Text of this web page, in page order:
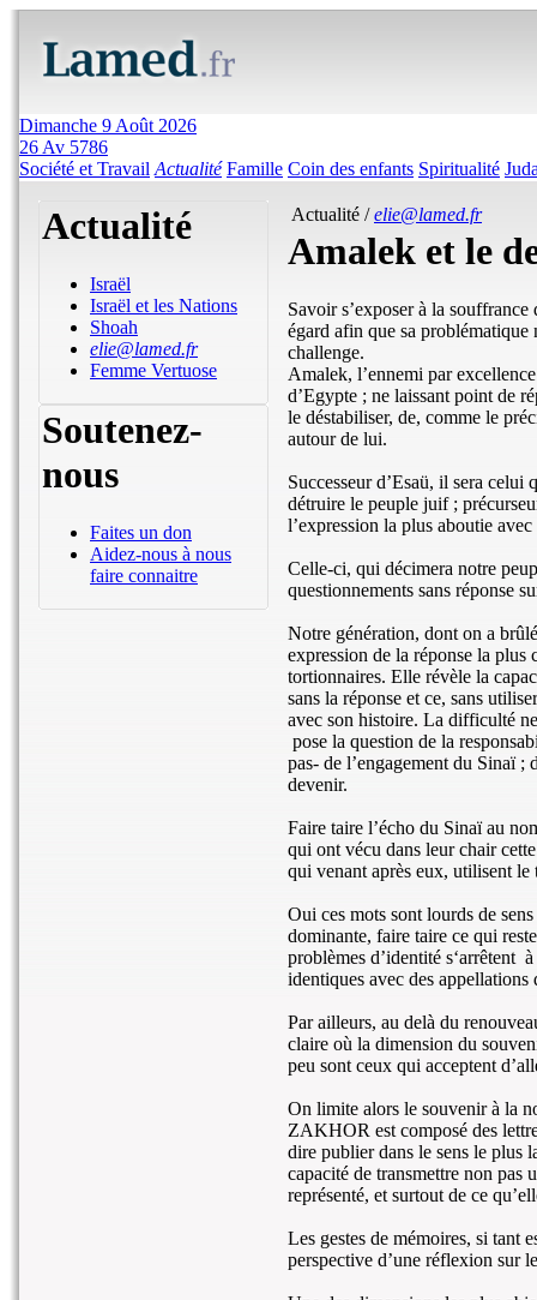
Dimanche 9 Août 2026
26 Av 5786
Société et Travail Actualité Famille Coin des enfants Spiritualité
Actualité
Israël
Israël et les Nations
Shoah
elie@lamed.fr
Femme Vertuose
Soutenez-
nous
Faites un don
Aidez-nous à nous
faire connaitre
Actualité /elie@lamed.fr
Amalek et le
Savoir s’exposer à la
égard afin que sa
challenge.
Amalek, l’ennemi par
d’Egypte ; ne laissant point de
le déstabiliser, de, comme le
autour de lui.
Successeur d’Esaü, il sera celui
détruire le peuple juif ;
l’expression la plus aboutie
Celle-ci, qui décimera notre
questionnements sans réponse
Notre génération, dont on a
expression de la réponse la plus
tortionnaires. Elle révèle la
sans la réponse et ce, sans
avec son histoire. La difficulté
pose la question de la
pas- de l’engagement du Sinaï ;
devenir.
Faire taire l’écho du Sinaï au
qui ont vécu dans leur chair
qui venant après eux, utilisent
Oui ces mots sont lourds de
dominante, faire taire ce qui
problèmes d’identité s‘arrêtent
identiques avec des appellations
Par ailleurs, au delà du
claire où la dimension du
peu sont ceux qui acceptent
On limite alors le souvenir à la
ZAKHOR est composé des
dire publier dans le sens le plus
capacité de transmettre non pas
représenté, et surtout de ce
Les gestes de mémoires, si tant
perspective d’une réflexion sur